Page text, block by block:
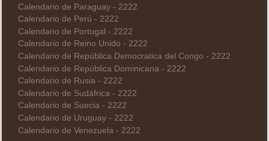
Calendario de Paraguay - 2222
Calendario de Perú - 2222
Calendario de Portugal - 2222
Calendario de Reino Unido - 2222
Calendario de República Democratica del Congo - 2222
Calendario de República Dominicana - 2222
Calendario de Rusia - 2222
Calendario de Sudáfrica - 2222
Calendario de Suecia - 2222
Calendario de Uruguay - 2222
Calendario de Venezuela - 2222